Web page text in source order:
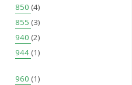
850 (4)
855 (3)
940 (2)
944 (1)
960 (1)